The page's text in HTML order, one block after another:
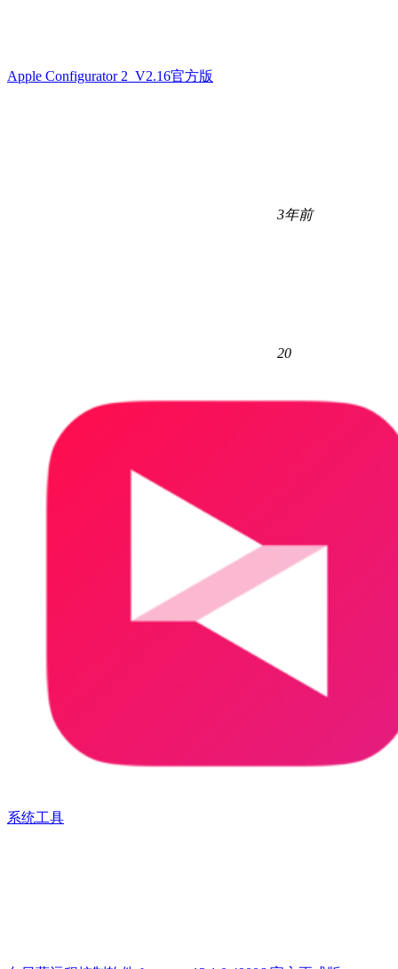
Apple Configurator 2 V2.16官方版
3年前
20
系统工具